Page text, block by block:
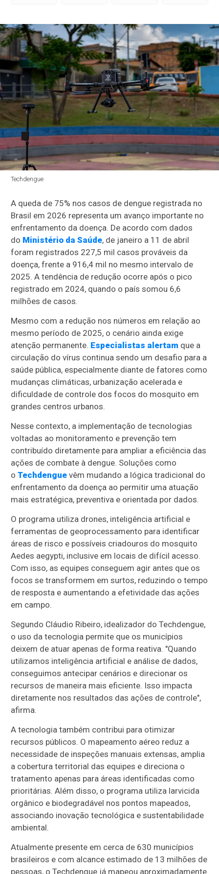
Techdengue
A queda de 75% nos casos de dengue registrada no
Brasil em 2026 representa um avanço importante no
enfrentamento da doença. De acordo com dados
do Ministério da Saúde, de janeiro a 11 de abril
foram registrados 227,5 mil casos prováveis da
doença, frente a 916,4 mil no mesmo intervalo de
2025. A tendência de redução ocorre após o pico
registrado em 2024, quando o país somou 6,6
milhões de casos.
Mesmo com a redução nos números em relação ao
mesmo período de 2025, o cenário ainda exige
atenção permanente. Especialistas alertam que a
circulação do vírus continua sendo um desafio para a
saúde pública, especialmente diante de fatores como
mudanças climáticas, urbanização acelerada e
dificuldade de controle dos focos do mosquito em
grandes centros urbanos.
Nesse contexto, a implementação de tecnologias
voltadas ao monitoramento e prevenção tem
contribuído diretamente para ampliar a eficiência das
ações de combate à dengue. Soluções como
oTechdengue vêm mudando a lógica tradicional do
enfrentamento da doença ao permitir uma atuação
mais estratégica, preventiva e orientada por dados.
O programa utiliza drones, inteligência artificial e
ferramentas de geoprocessamento para identificar
áreas de risco e possíveis criadouros do mosquito
Aedes aegypti, inclusive em locais de difícil acesso.
Com isso, as equipes conseguem agir antes que os
focos se transformem em surtos, reduzindo o tempo
de resposta e aumentando a efetividade das ações
em campo.
Segundo Cláudio Ribeiro, idealizador do Techdengue,
o uso da tecnologia permite que os municípios
deixem de atuar apenas de forma reativa. "Quando
utilizamos inteligência artificial e análise de dados,
conseguimos antecipar cenários e direcionar os
recursos de maneira mais eficiente. Isso impacta
diretamente nos resultados das ações de controle",
afirma.
A tecnologia também contribui para otimizar
recursos públicos. O mapeamento aéreo reduz a
necessidade de inspeções manuais extensas, amplia
a cobertura territorial das equipes e direciona o
tratamento apenas para áreas identificadas como
prioritárias. Além disso, o programa utiliza larvicida
orgânico e biodegradável nos pontos mapeados,
associando inovação tecnológica e sustentabilidade
ambiental.
Atualmente presente em cerca de 630 municípios
brasileiros e com alcance estimado de 13 milhões de
pessoas, o Techdengue já mapeou aproximadamente